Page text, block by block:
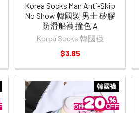
Korea Socks Man Anti-Skip
No Show 韓國製 男士 矽膠
防滑船襪 撞色 A
Korea Socks 韓國襪
$3.85
韓國襪